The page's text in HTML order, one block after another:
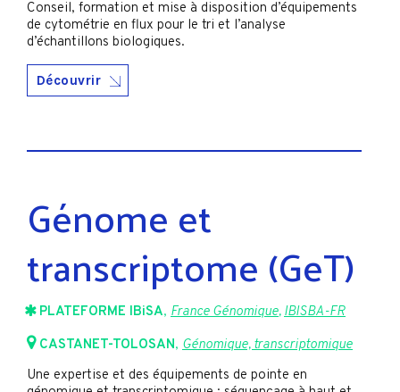
Conseil, formation et mise à disposition d’équipements
de cytométrie en flux pour le tri et l’analyse
d’échantillons biologiques.
Découvrir
Génome et
transcriptome (GeT)
PLATEFORME IBiSA, France Génomique,IBISBA-FR
CASTANET-TOLOSAN, Génomique, transcriptomique
Une expertise et des équipements de pointe en